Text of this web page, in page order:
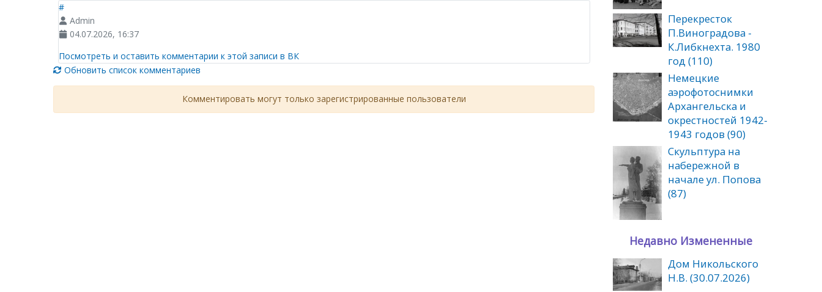
#
Admin
04.07.2026, 16:37
Посмотреть и оставить комментарии к этой записи в ВК
Обновить список комментариев
Комментировать могут только зарегистрированные пользователи
Перекресток
П.Виноградова -
К.Либкнехта. 1980
год (110)
Немецкие
аэрофотоснимки
Архангельска и
окрестностей 1942-
1943 годов (90)
Скульптура на
набережной в
начале ул. Попова
(87)
Недавно Измененные
Дом Никольского
Н.В. (30.07.2026)